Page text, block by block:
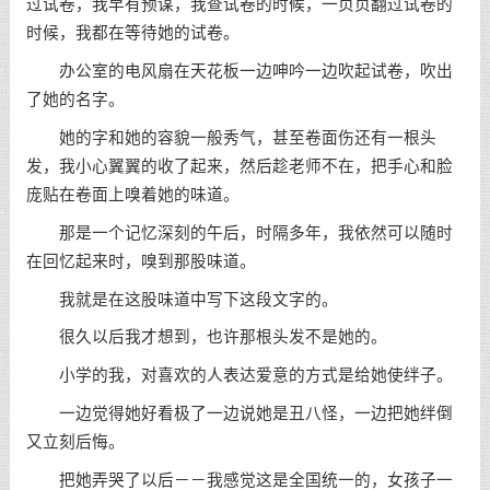
过试卷，我早有预谋，我查试卷的时候，一页页翻过试卷的
时候，我都在等待她的试卷。
办公室的电风扇在天花板一边呻吟一边吹起试卷，吹出
了她的名字。
她的字和她的容貌一般秀气，甚至卷面伤还有一根头
发，我小心翼翼的收了起来，然后趁老师不在，把手心和脸
庞贴在卷面上嗅着她的味道。
那是一个记忆深刻的午后，时隔多年，我依然可以随时
在回忆起来时，嗅到那股味道。
我就是在这股味道中写下这段文字的。
很久以后我才想到，也许那根头发不是她的。
小学的我，对喜欢的人表达爱意的方式是给她使绊子。
一边觉得她好看极了一边说她是丑八怪，一边把她绊倒
又立刻后悔。
把她弄哭了以后－－我感觉这是全国统一的，女孩子一